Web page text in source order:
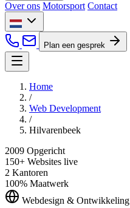
Over ons Motorsport Contact
Plan een gesprek
Home
/
Web Development
/
Hilvarenbeek
2009 Opgericht
150+ Websites live
2 Kantoren
100% Maatwerk
Webdesign & Ontwikkeling